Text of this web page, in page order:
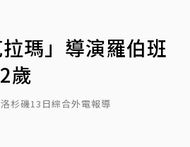
拉瑪」導演羅伯班
歲
杉磯13日綜合外電報導